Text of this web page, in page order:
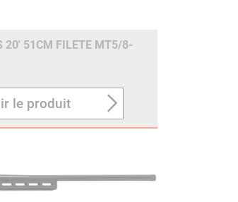
20' 51CM FILETE MT5/8-
le produit